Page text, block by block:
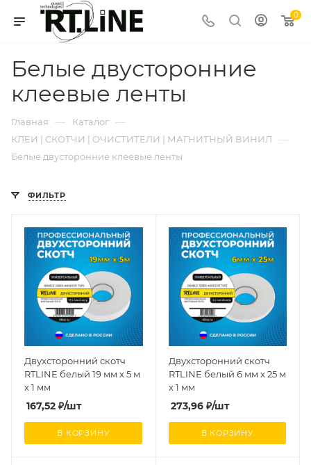
0
Белые двусторонние
клеевые ленты
Главная — Каталог —
КЛЕИ | СКОТЧИ | ОЧИСТИТЕЛИ | МАГНИТНЫЙ ВИНИЛ —
Белые двусторонние клеевые ленты
ФИЛЬТР
Двухсторонний скотч
RTLINE белый 19 мм х 5 м
х 1 мм
167,52 ₽/шт
В КОРЗИНУ
Двухсторонний скотч
RTLINE белый 6 мм х 25 м
х 1 мм
273,96₽/шт
В КОРЗИНУ